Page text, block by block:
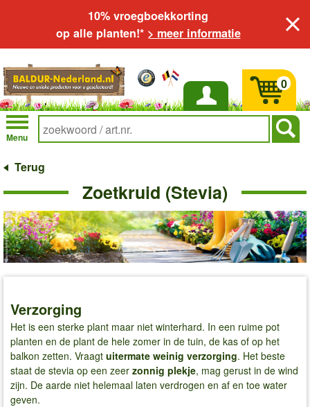
10% vroegboekkorting
op alle planten!* > meer informatie
Inloggen
Menu
0
Terug
Zoetkruid (Stevia)
Verzorging
Het is een sterke plant maar niet winterhard. In een ruime pot
planten en de plant de hele zomer in de tuin, de kas of op het
balkon zetten. Vraagt uitermate weinig verzorging. Het beste
staat de stevia op een zeer zonnig plekje, mag gerust in de wind
zijn. De aarde niet helemaal laten verdrogen en af en toe water
geven.